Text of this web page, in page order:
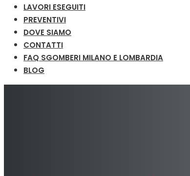
LAVORI ESEGUITI
PREVENTIVI
DOVE SIAMO
CONTATTI
FAQ SGOMBERI MILANO E LOMBARDIA
BLOG